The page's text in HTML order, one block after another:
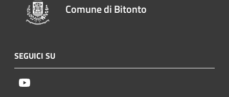
Comune di Bitonto
SEGUICI SU